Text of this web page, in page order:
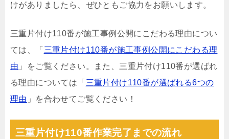
けがありましたら、ぜひともご協力をお願いします。
三重片付け110番が施工事例公開にこだわる理由につい
ては、「 三重片付け110番が施工事例公開にこだわる理
由 」をご覧ください。また、三重片付け110番が選ばれ
る理由については「 三重片付け110番が選ばれる6つの
理由 」を合わせてご覧ください！
三重片付け110番作業完了までの流れ